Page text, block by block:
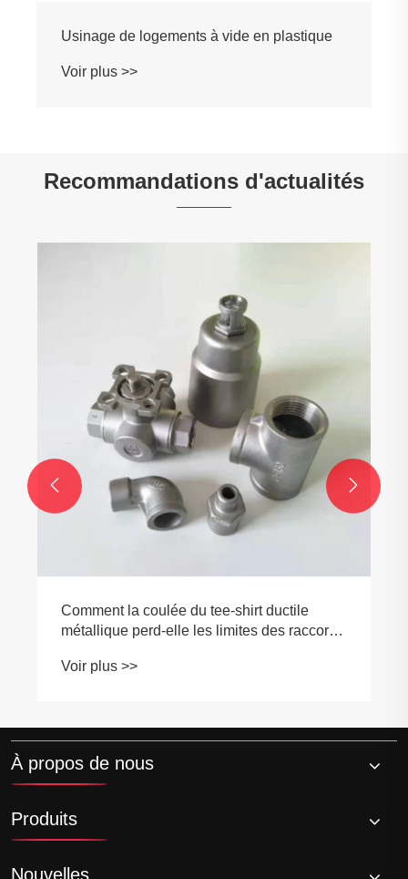
en plastique
Usinage de la bague de retenue
Recommandations d'actualités
Comment l’usinage des claviers en cuivre
façonne-t-il la prochaine génération de
claviers mécaniques ?
 
À propos de nous
Produits
Nouvelles